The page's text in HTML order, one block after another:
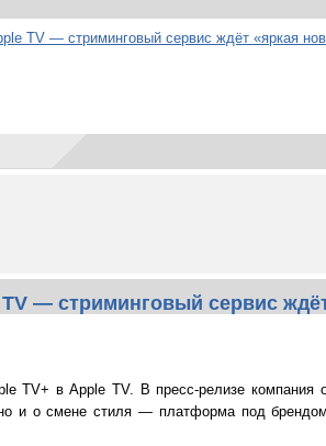
TV — стриминговый сервис ждёт «яркая
— стриминговый сервис
TV+ в Apple TV. В пресс-релизе компания
но и о смене стиля — платформа под